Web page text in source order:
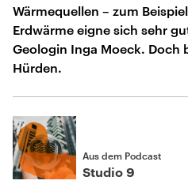
Wärmequellen – zum
Erdwärme eigne sich sehr
Geologin Inga Moeck. Doch
Hürden.
Aus dem Podcast
Studio 9